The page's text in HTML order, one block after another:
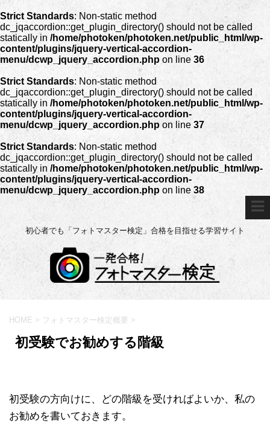
Strict Standards: Non-static method
dc_jqaccordion::get_plugin_directory() should not be called
statically in /home/photoken/photoken.net/public_html/wp-
content/plugins/jquery-vertical-accordion-
menu/dcwp_jquery_accordion.php on line 36
Strict Standards: Non-static method
dc_jqaccordion::get_plugin_directory() should not be called
statically in /home/photoken/photoken.net/public_html/wp-
content/plugins/jquery-vertical-accordion-
menu/dcwp_jquery_accordion.php on line 37
Strict Standards: Non-static method
dc_jqaccordion::get_plugin_directory() should not be called
statically in /home/photoken/photoken.net/public_html/wp-
content/plugins/jquery-vertical-accordion-
menu/dcwp_jquery_accordion.php on line 38
初心者でも「フォトマスター検定」合格を目指せる学習サイト
HOME > フォトマスター検定概要 >
初受験でお勧めする階級
初受験の方向けに、どの階級を受ければよいか、私の
お勧めを書いておきます。